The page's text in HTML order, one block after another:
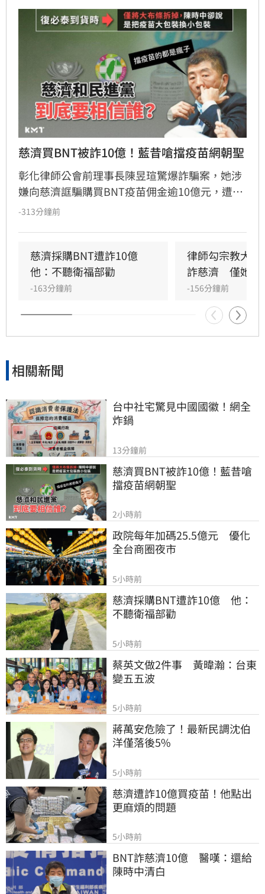
慈濟買BNT被詐10億！藍昔嗆擋疫苗網朝聖
彰化律師公會前理事長陳昱瑄驚爆詐騙案，她涉
嫌向慈濟誆騙購買BNT疫苗佣金逾10億元，遭台
中地檢署依詐欺、洗錢等罪起訴並接押。此案揭
醒勿信掮客而怒批政府阻擋疫苗，如今真相大
白，證實慈濟確實受騙，當年國民黨指責民進黨
的貼文遭大批網友留言朝聖，戲稱是大型翻車現
場。面對詐騙真相，慈濟表達遺憾並配合調查，
林智群律師則表示時間證明一切，感嘆當年政府
的提醒遭政治操作抹黑，如今結果公開，真相已
-313分鐘前
慈濟採購BNT遭詐10億
他：不聽衛福部勸
-163分鐘前
律師勾宗教大
詐慈濟　僅她交
-156分鐘前
相關新聞
台中社宅驚見中國國徽！網全
炸鍋
13分鐘前
慈濟買BNT被詐10億！藍昔嗆
擋疫苗網朝聖
2小時前
政院每年加碼25.5億元　優化
全台商圈夜市
5小時前
慈濟採購BNT遭詐10億　他：
不聽衛福部勸
5小時前
蔡英文做2件事　黃暐瀚：台東
變五五波
5小時前
蔣萬安危險了！最新民調沈伯
洋僅落後5%
5小時前
慈濟遭詐10億買疫苗！他點出
更麻煩的問題
5小時前
BNT詐慈濟10億　醫嘆：還給
陳時中清白